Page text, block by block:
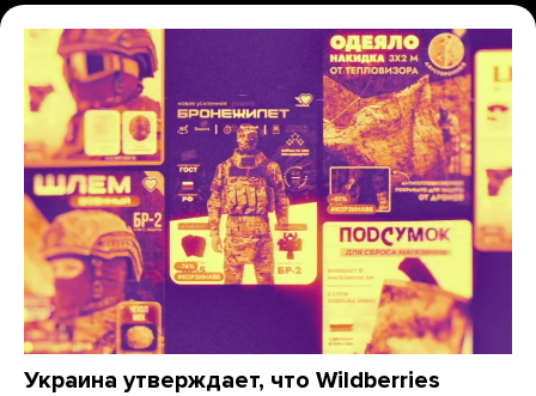
Украина утверждает, что Wildberries